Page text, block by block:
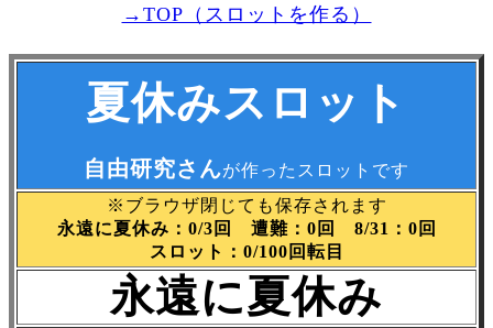
→TOP（スロットを作る）
夏休みスロット
自由研究さんが作ったスロットです
※ブラウザ閉じても保存されます
永遠に夏休み：0/3回 遭難：0回 8/31：0回
スロット：0/100回転目
永遠に夏休み